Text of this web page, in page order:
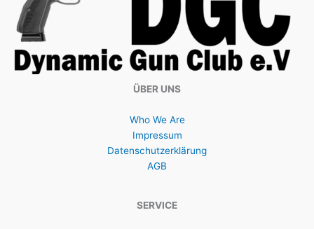
ÜBER UNS
Who We Are
Impressum
Datenschutzerklärung
AGB
SERVICE